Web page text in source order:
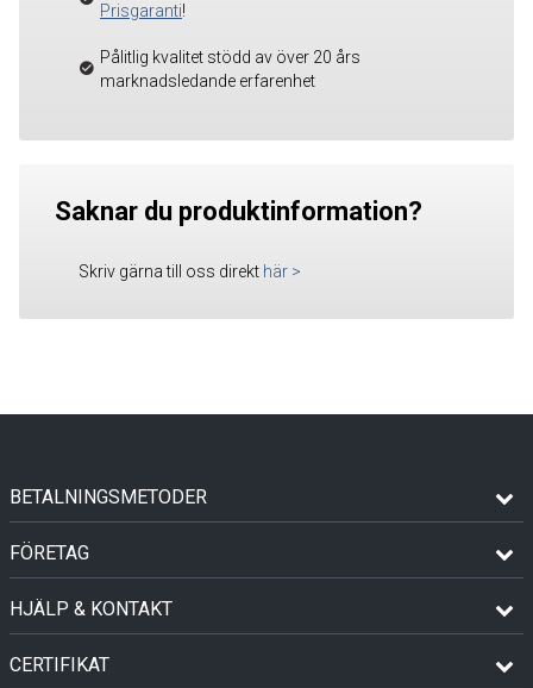
Prisgaranti!
Pålitlig kvalitet stödd av över 20 års
marknadsledande erfarenhet
Saknar du produktinformation?
Skriv gärna till oss direkt här >
BETALNINGSMETODER
FÖRETAG
HJÄLP & KONTAKT
CERTIFIKAT